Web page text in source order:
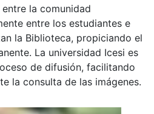
la comunidad
entre los estudiantes e
la Biblioteca, propiciando el
La universidad Icesi es
de difusión, facilitando
la consulta de las imágenes.